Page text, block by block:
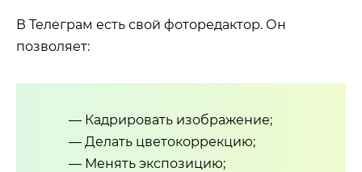
В Телеграм есть свой фоторедактор. Он
позволяет:
— Кадрировать изображение;
— Делать цветокоррекцию;
— Менять экспозицию;